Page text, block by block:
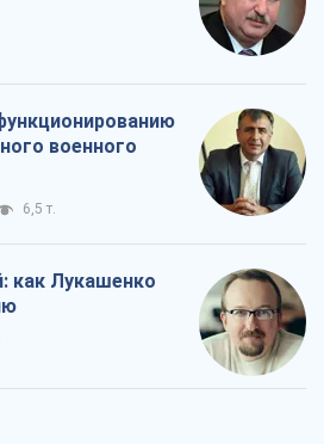
военного
6,5 т.
как Лукашенко